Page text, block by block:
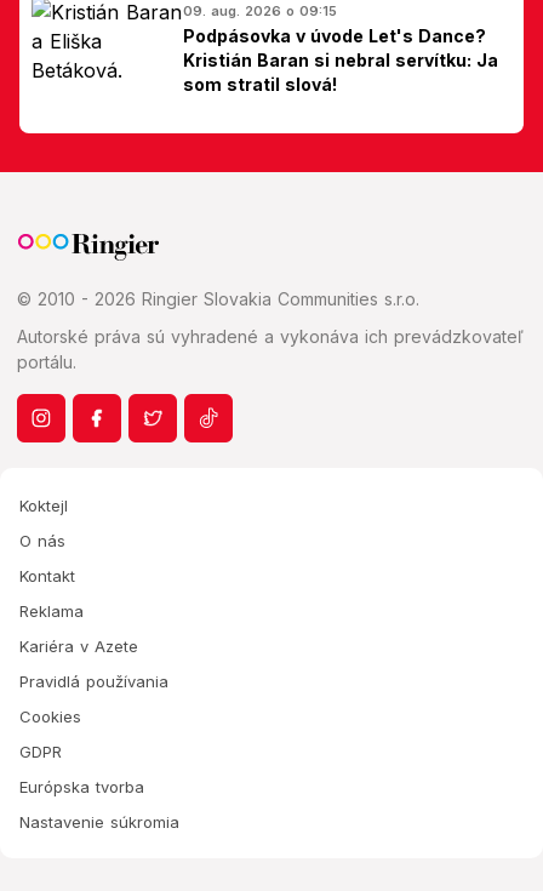
09. aug. 2026 o 09:15
Podpásovka v úvode Let's Dance?
Kristián Baran si nebral servítku: Ja
som stratil slová!
© 2010 - 2026 Ringier Slovakia Communities s.r.o.
Autorské práva sú vyhradené a vykonáva ich prevádzkovateľ
portálu.
Koktejl
O nás
Kontakt
Reklama
Kariéra v Azete
Pravidlá používania
Cookies
GDPR
Európska tvorba
Nastavenie súkromia